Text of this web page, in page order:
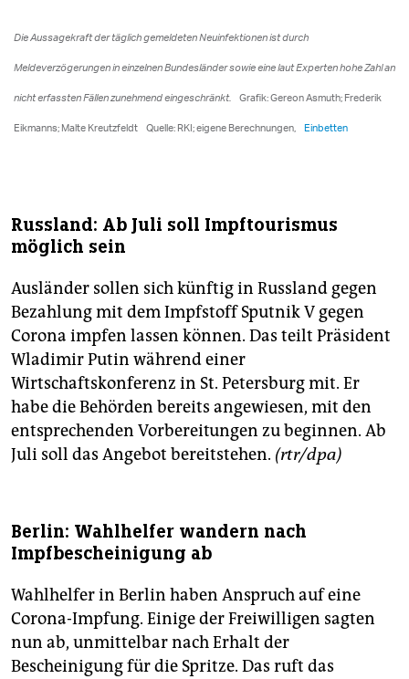
Russland: Ab Juli soll Impftourismus
möglich sein
Ausländer sollen sich künftig in Russland gegen
Bezahlung mit dem Impfstoff Sputnik V gegen
Corona impfen lassen können. Das teilt Präsident
Wladimir Putin während einer
Wirtschaftskonferenz in St. Petersburg mit. Er
habe die Behörden bereits angewiesen, mit den
entsprechenden Vorbereitungen zu beginnen. Ab
Juli soll das Angebot bereitstehen. (rtr/dpa)
Berlin: Wahlhelfer wandern nach
Impfbescheinigung ab
Wahlhelfer in Berlin haben Anspruch auf eine
Corona-Impfung. Einige der Freiwilligen sagten
nun ab, unmittelbar nach Erhalt der
Bescheinigung für die Spritze. Das ruft das